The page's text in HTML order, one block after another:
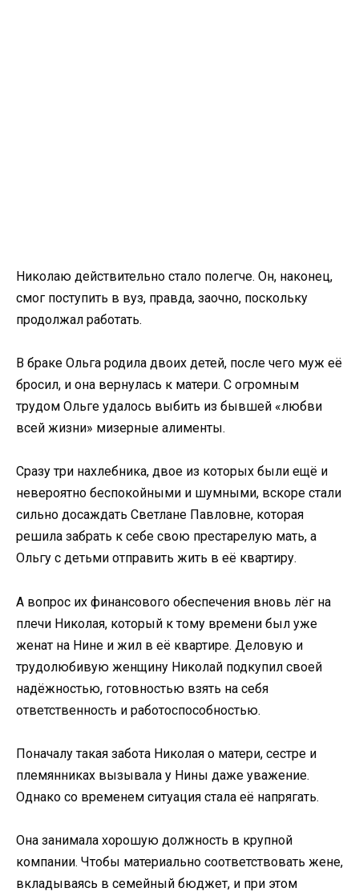
Николаю действительно стало полегче. Он, наконец,
смог поступить в вуз, правда, заочно, поскольку
продолжал работать.
В браке Ольга родила двоих детей, после чего муж её
бросил, и она вернулась к матери. С огромным
трудом Ольге удалось выбить из бывшей «любви
всей жизни» мизерные алименты.
Сразу три нахлебника, двое из которых были ещё и
невероятно беспокойными и шумными, вскоре стали
сильно досаждать Светлане Павловне, которая
решила забрать к себе свою престарелую мать, а
Ольгу с детьми отправить жить в её квартиру.
А вопрос их финансового обеспечения вновь лёг на
плечи Николая, который к тому времени был уже
женат на Нине и жил в её квартире. Деловую и
трудолюбивую женщину Николай подкупил своей
надёжностью, готовностью взять на себя
ответственность и работоспособностью.
Поначалу такая забота Николая о матери, сестре и
племянниках вызывала у Нины даже уважение.
Однако со временем ситуация стала её напрягать.
Она занимала хорошую должность в крупной
компании. Чтобы материально соответствовать жене,
вкладываясь в семейный бюджет, и при этом